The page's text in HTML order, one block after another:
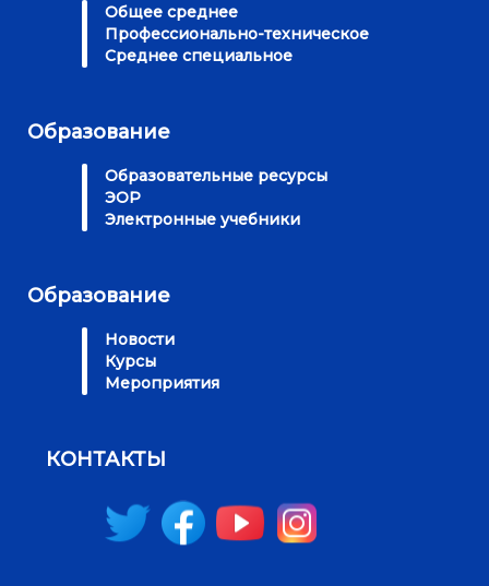
Общее среднее
Профессионально-техническое
Среднее специальное
Образование
Образовательные ресурсы
ЭОР
Электронные учебники
Образование
Новости
Курсы
Мероприятия
КОНТАКТЫ